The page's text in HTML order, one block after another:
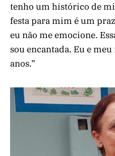
tenho um histórico de
festa para mim é um
eu não me emocione.
sou encantada. Eu e
anos.”